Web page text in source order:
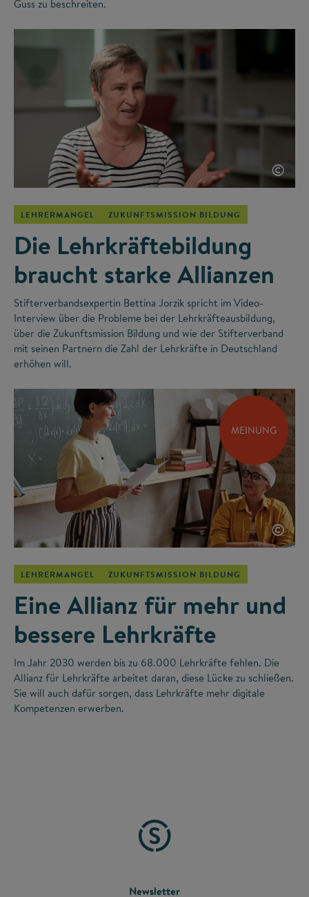
Guss zu beschreiten.
©
LEHRERMANGEL ZUKUNFTSMISSION BILDUNG
Die Lehrkräftebildung
braucht starke Allianzen
Stifterverbandsexpertin Bettina Jorzik spricht im Video-
Interview über die Probleme bei der Lehrkräfteausbildung,
über die Zukunftsmission Bildung und wie der Stifterverband
mit seinen Partnern die Zahl der Lehrkräfte in Deutschland
erhöhen will.
MEINUNG
©
LEHRERMANGEL ZUKUNFTSMISSION BILDUNG
Eine Allianz für mehr und
bessere Lehrkräfte
Im Jahr 2030 werden bis zu 68.000 Lehrkräfte fehlen. Die
Allianz für Lehrkräfte arbeitet daran, diese Lücke zu schließen.
Sie will auch dafür sorgen, dass Lehrkräfte mehr digitale
Kompetenzen erwerben.
Newsletter